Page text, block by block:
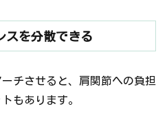
スを分散できる
チさせると、肩関節への負担
もあります。